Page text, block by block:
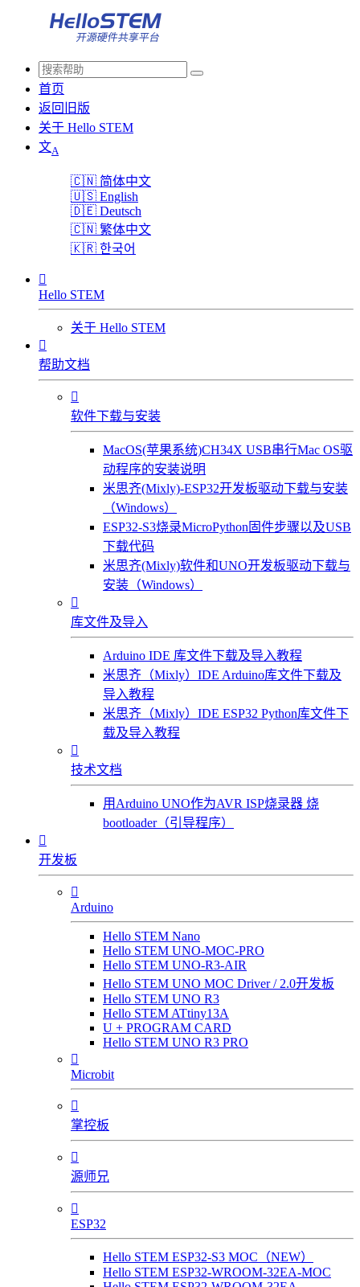
首页
返回旧版
关于 Hello STEM
文A
🇨🇳 简体中文
🇺🇸 English
🇩🇪 Deutsch
🇨🇳 繁体中文
🇰🇷 한국어

Hello STEM
关于 Hello STEM

帮助文档

软件下载与安装
MacOS(苹果系统)CH34X USB串行Mac OS驱
动程序的安装说明
米思齐(Mixly)-ESP32开发板驱动下载与安装
（Windows）
ESP32-S3烧录MicroPython固件步骤以及USB
下载代码
米思齐(Mixly)软件和UNO开发板驱动下载与
安装（Windows）

库文件及导入
Arduino IDE 库文件下载及导入教程
米思齐（Mixly）IDE Arduino库文件下载及
导入教程
米思齐（Mixly）IDE ESP32 Python库文件下
载及导入教程

技术文档
用Arduino UNO作为AVR ISP烧录器 烧
bootloader（引导程序）

开发板

Arduino
Hello STEM Nano
Hello STEM UNO-MOC-PRO
Hello STEM UNO-R3-AIR
Hello STEM UNO MOC Driver / 2.0开发板
Hello STEM UNO R3
Hello STEM ATtiny13A
U + PROGRAM CARD
Hello STEM UNO R3 PRO

Microbit

掌控板

源师兄

ESP32
Hello STEM ESP32-S3 MOC（NEW）
Hello STEM ESP32-WROOM-32EA-MOC